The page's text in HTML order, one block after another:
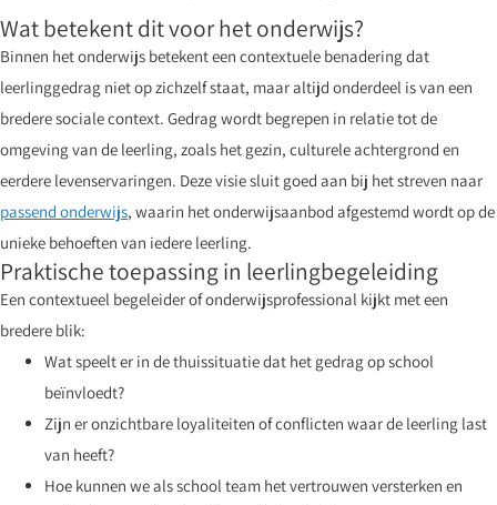
Wat betekent dit voor het onderwijs?
Binnen het onderwijs betekent een contextuele benadering dat
leerlinggedrag niet op zichzelf staat, maar altijd onderdeel is van een
bredere sociale context. Gedrag wordt begrepen in relatie tot de
omgeving van de leerling, zoals het gezin, culturele achtergrond en
eerdere levenservaringen. Deze visie sluit goed aan bij het streven naar
passend onderwijs, waarin het onderwijsaanbod afgestemd wordt op de
unieke behoeften van iedere leerling.
Praktische toepassing in leerlingbegeleiding
Een contextueel begeleider of onderwijsprofessional kijkt met een
bredere blik:
Wat speelt er in de thuissituatie dat het gedrag op school
beïnvloedt?
Zijn er onzichtbare loyaliteiten of conflicten waar de leerling last
van heeft?
Hoe kunnen we als school team het vertrouwen versterken en